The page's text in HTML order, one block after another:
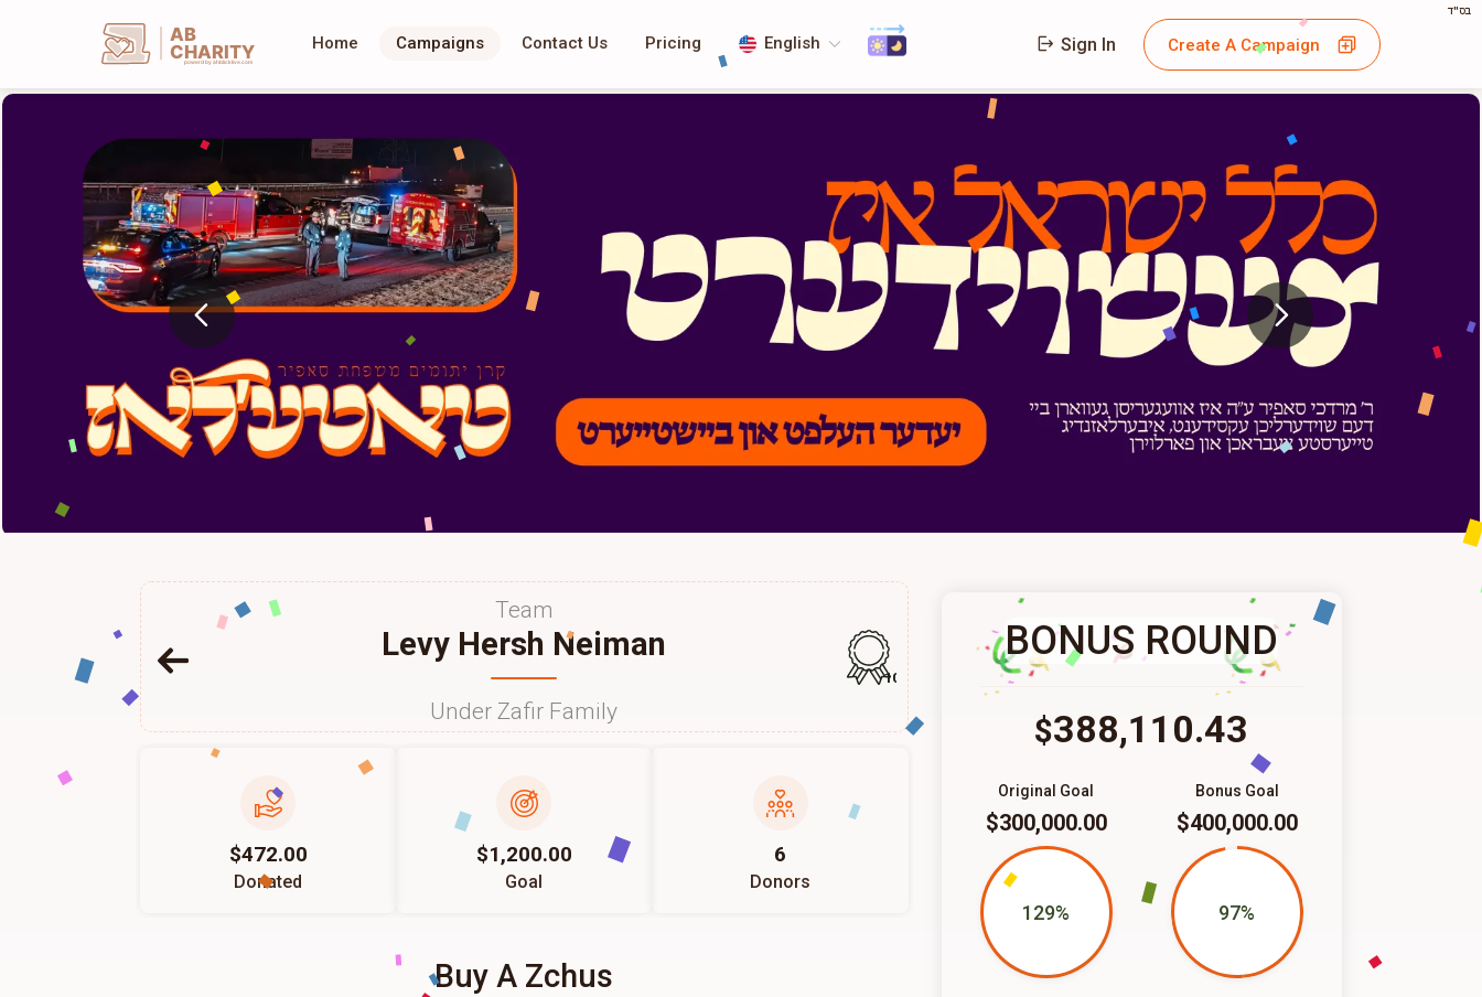
בס"ד
AB
CHARITY
powerd by ahblicklive.com
Home Campaigns Contact Us Pricing English Sign In Create A Campaign
Team
Levy Hersh Neiman
Under Zafir Family
100
$472.00
Donated
$1,200.00
Goal
6
Donors
Buy A Zchus
BONUS ROUND
$388,110.43
Bonus Goal
$400,000.00
97%
Original Goal
$300,000.00
129%